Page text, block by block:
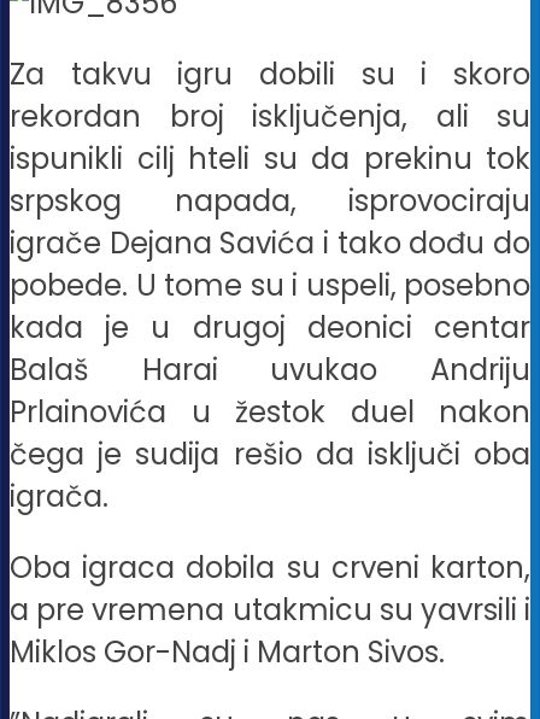
Za takvu igru dobili su i skoro
rekordan broj isključenja, ali su
ispunikli cilj hteli su da prekinu tok
srpskog napada, isprovociraju
igrače Dejana Savića i tako dođu do
pobede. U tome su i uspeli, posebno
kada je u drugoj deonici centar
Balaš Harai uvukao Andriju
Prlainovića u žestok duel nakon
čega je sudija rešio da isključi oba
igrača.
Oba igraca dobila su crveni karton,
a pre vremena utakmicu su yavrsili i
Miklos Gor-Nadj i Marton Sivos.